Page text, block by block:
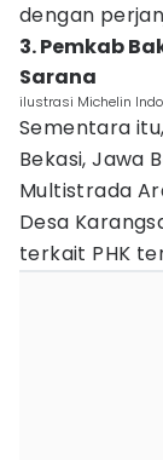
dengan
3. Pemkab
Sarana
ilustrasi Michelin
Sementara
Bekasi, Jawa
Multistrada
Desa
terkait PHK